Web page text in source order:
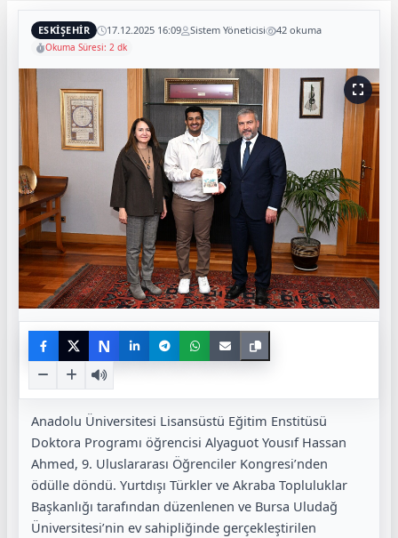
ESKİŞEHİR 17.12.2025 16:09 Sistem Yöneticisi 42 okuma
Okuma Süresi: 2 dk
N
Anadolu Üniversitesi Lisansüstü Eğitim Enstitüsü
Doktora Programı öğrencisi Alyaguot Yousıf Hassan
Ahmed, 9. Uluslararası Öğrenciler Kongresi’nden
ödülle döndü. Yurtdışı Türkler ve Akraba Topluluklar
Başkanlığı tarafından düzenlenen ve Bursa Uludağ
Üniversitesi’nin ev sahipliğinde gerçekleştirilen